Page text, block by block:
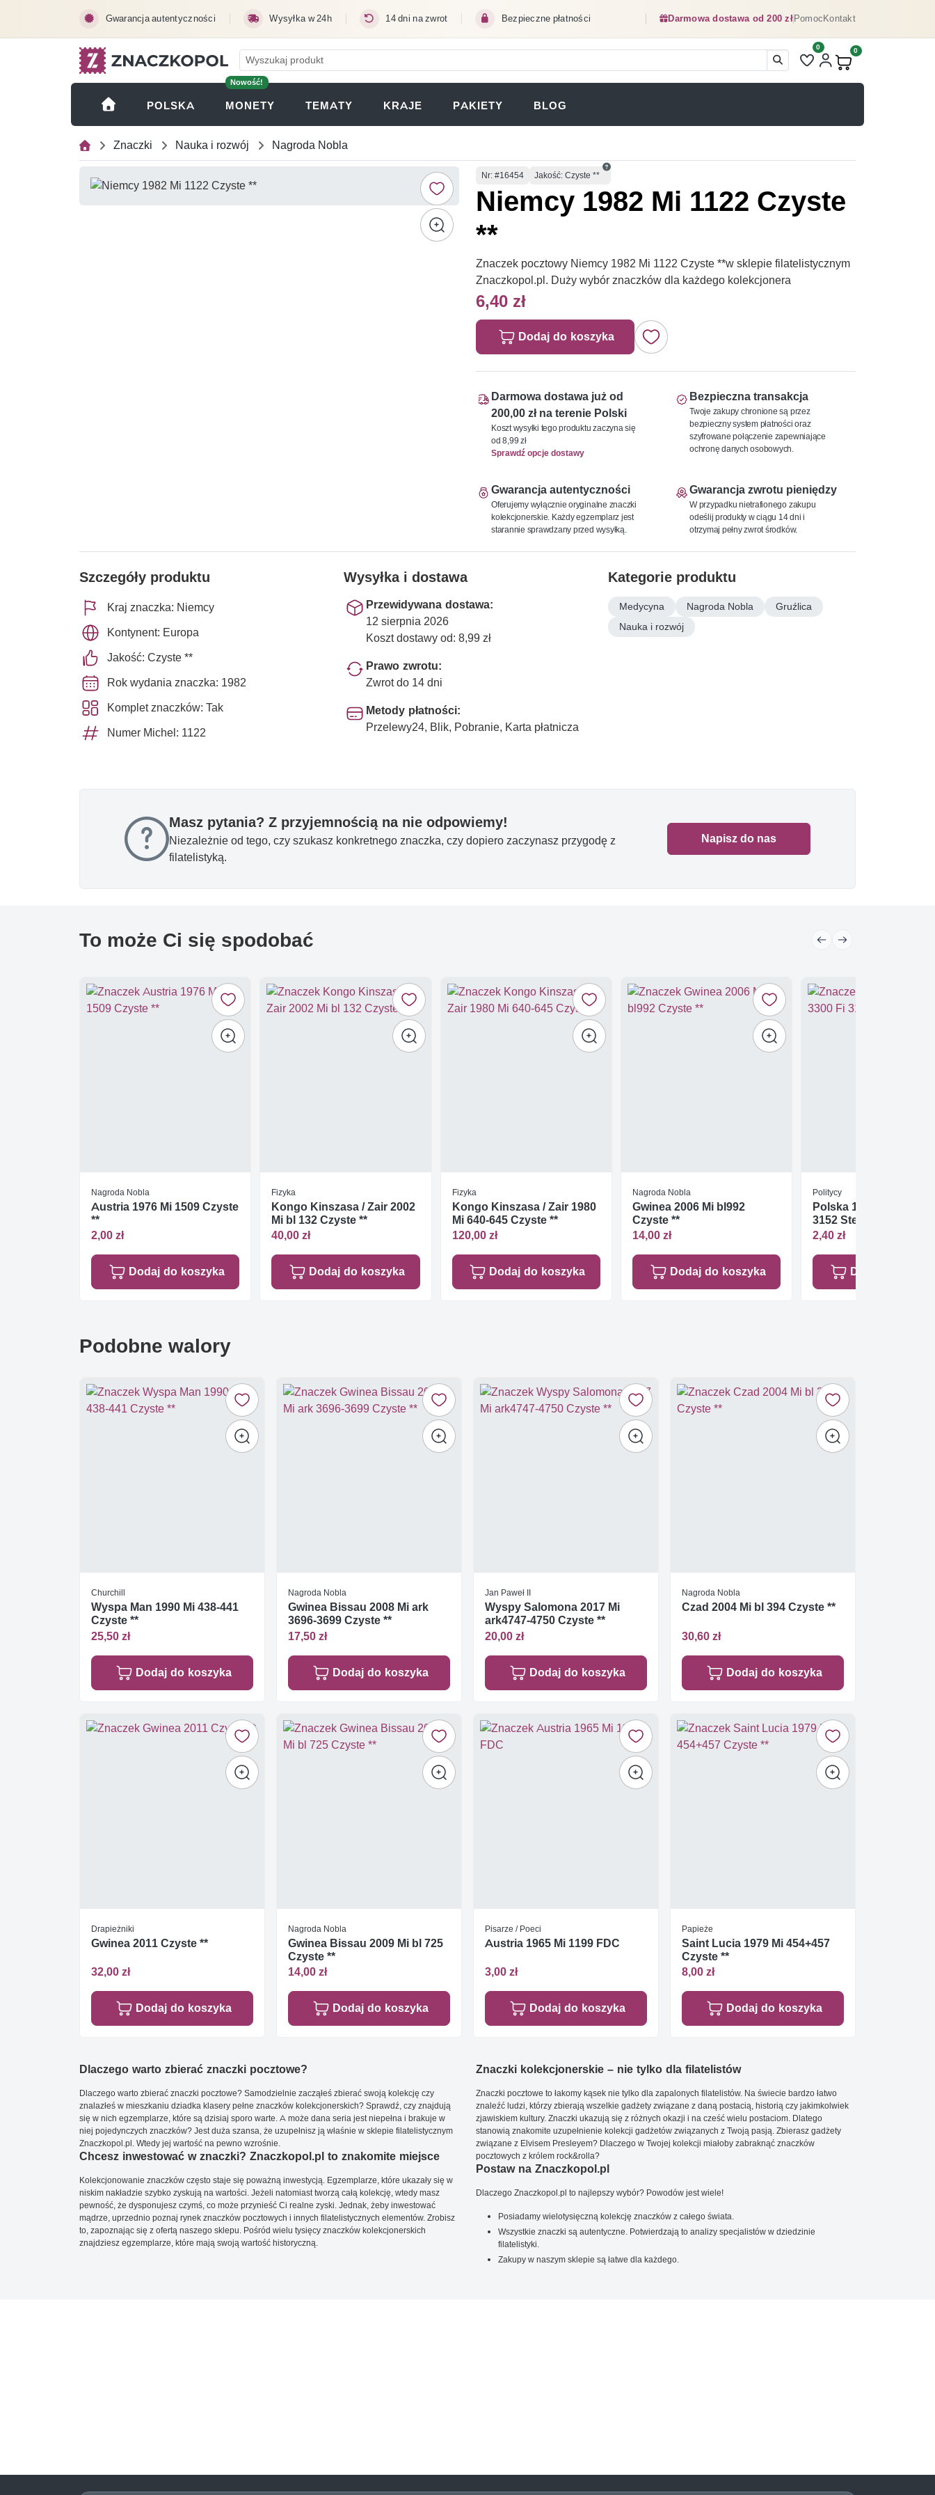
Gwarancja autentyczności Wysyłka w 24h 14 dni na zwrot Bezpieczne płatności Darmowa dostawa od 200 złPomocKontakt
Liczba pozycji na liście
0
Produkty w koszyku:
0
POLSKA
Nowość!
MONETY (OTWIERA SIĘ W NOWEJ KARCIE)
TEMATY KRAJE PAKIETY BLOG
Znaczki Nauka i rozwój Nagroda Nobla
Numer
Nr: #16454 Jakość: Czyste **
Niemcy 1982 Mi 1122 Czyste
**
Znaczek pocztowy Niemcy 1982 Mi 1122 Czyste **w sklepie filatelistycznym
Znaczkopol.pl. Duży wybór znaczków dla każdego kolekcjonera
6,40 zł
Dodaj do koszyka
Darmowa dostawa już od
200,00 zł na terenie Polski
Koszt wysyłki tego produktu zaczyna się
od 8,99 zł
Sprawdź opcje dostawy
Bezpieczna transakcja
Twoje zakupy chronione są przez
bezpieczny system płatności oraz
szyfrowane połączenie zapewniające
ochronę danych osobowych.
Gwarancja autentyczności
Oferujemy wyłącznie oryginalne znaczki
kolekcjonerskie. Każdy egzemplarz jest
starannie sprawdzany przed wysyłką.
Gwarancja zwrotu pieniędzy
W przypadku nietrafionego zakupu
odeślij produkty w ciągu 14 dni i
otrzymaj pełny zwrot środków.
Szczegóły produktu
Kraj znaczka: Niemcy
Kontynent: Europa
Jakość: Czyste **
Rok wydania znaczka: 1982
Komplet znaczków: Tak
Numer Michel: 1122
Wysyłka i dostawa
Przewidywana dostawa:
12 sierpnia 2026
Koszt dostawy od: 8,99 zł
Prawo zwrotu:
Zwrot do 14 dni
Metody płatności:
Przelewy24, Blik, Pobranie, Karta płatnicza
Kategorie produktu
Medycyna Nagroda Nobla
Gruźlica
Nauka i rozwój
Masz pytania? Z przyjemnością na nie odpowiemy!
Niezależnie od tego, czy szukasz konkretnego znaczka, czy dopiero zaczynasz przygodę z
filatelistyką.
Napisz do nas
To może Ci się spodobać
Nagroda Nobla
Austria 1976 Mi 1509 Czyste
**
2,00 zł
Dodaj do koszyka
Fizyka
Kongo Kinszasa / Zair 2002
Mi bl 132 Czyste **
40,00 zł
Dodaj do koszyka
Fizyka
Kongo Kinszasa / Zair 1980
Mi 640-645 Czyste **
120,00 zł
Dodaj do koszyka
Nagroda Nobla
Gwinea 2006 Mi bl992
Czyste **
14,00 zł
Dodaj do koszyka
Politycy
Polska 1990 Mi abo
3152 Stemplowane
2,40 zł
Dodaj do
Podobne walory
Churchill
Wyspa Man 1990 Mi 438-441
Czyste **
25,50 zł
Dodaj do koszyka
Nagroda Nobla
Gwinea Bissau 2008 Mi ark
3696-3699 Czyste **
17,50 zł
Dodaj do koszyka
Jan Paweł II
Wyspy Salomona 2017 Mi
ark4747-4750 Czyste **
20,00 zł
Dodaj do koszyka
Nagroda Nobla
Czad 2004 Mi bl 394 Czyste **
30,60 zł
Dodaj do koszyka
Drapieżniki
Gwinea 2011 Czyste **
32,00 zł
Dodaj do koszyka
Nagroda Nobla
Gwinea Bissau 2009 Mi bl 725
Czyste **
14,00 zł
Dodaj do koszyka
Pisarze / Poeci
Austria 1965 Mi 1199 FDC
3,00 zł
Dodaj do koszyka
Papieże
Saint Lucia 1979 Mi 454+457
Czyste **
8,00 zł
Dodaj do koszyka
Dlaczego warto zbierać znaczki pocztowe?
Dlaczego warto zbierać znaczki pocztowe? Samodzielnie zacząłeś zbierać swoją kolekcję czy
znalazłeś w mieszkaniu dziadka klasery pełne znaczków kolekcjonerskich? Sprawdź, czy znajdują
się w nich egzemplarze, które są dzisiaj sporo warte. A może dana seria jest niepełna i brakuje w
niej pojedynczych znaczków? Jest duża szansa, że uzupełnisz ją właśnie w sklepie filatelistycznym
Znaczkopol.pl. Wtedy jej wartość na pewno wzrośnie.
Chcesz inwestować w znaczki? Znaczkopol.pl to znakomite miejsce
Kolekcjonowanie znaczków często staje się poważną inwestycją. Egzemplarze, które ukazały się w
niskim nakładzie szybko zyskują na wartości. Jeżeli natomiast tworzą całą kolekcję, wtedy masz
pewność, że dysponujesz czymś, co może przynieść Ci realne zyski. Jednak, żeby inwestować
mądrze, uprzednio poznaj rynek znaczków pocztowych i innych filatelistycznych elementów. Zrobisz
to, zapoznając się z ofertą naszego sklepu. Pośród wielu tysięcy znaczków kolekcjonerskich
znajdziesz egzemplarze, które mają swoją wartość historyczną.
Znaczki kolekcjonerskie – nie tylko dla filatelistów
Znaczki pocztowe to łakomy kąsek nie tylko dla zapalonych filatelistów. Na świecie bardzo łatwo
znaleźć ludzi, którzy zbierają wszelkie gadżety związane z daną postacią, historią czy jakimkolwiek
zjawiskiem kultury. Znaczki ukazują się z różnych okazji i na cześć wielu postaciom. Dlatego
stanowią znakomite uzupełnienie kolekcji gadżetów związanych z Twoją pasją. Zbierasz gadżety
związane z Elvisem Presleyem? Dlaczego w Twojej kolekcji miałoby zabraknąć znaczków
pocztowych z królem rock&rolla?
Postaw na Znaczkopol.pl
Dlaczego Znaczkopol.pl to najlepszy wybór? Powodów jest wiele!
Posiadamy wielotysięczną kolekcję znaczków z całego świata.
Wszystkie znaczki są autentyczne. Potwierdzają to analizy specjalistów w dziedzinie
filatelistyki.
Zakupy w naszym sklepie są łatwe dla każdego.